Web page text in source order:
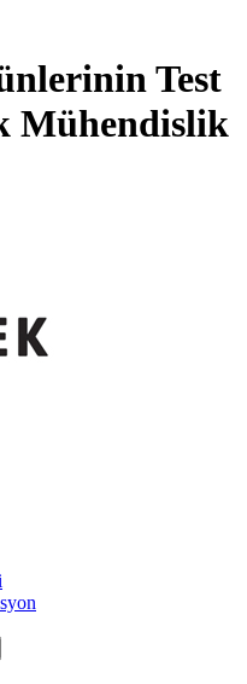
Test
Mühendislik